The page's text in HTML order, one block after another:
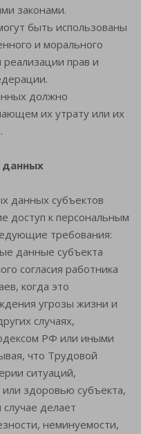
законами.
быть использованы
и морального
прав и
должно
их утрату или их
данных
данных субъектов
доступ к персональным
требования:
данные субъекта
согласия работника
когда это
угрозы жизни и
случаях,
РФ или иными
что Трудовой
ситуаций,
здоровью субъекта,
делает
неминуемости,